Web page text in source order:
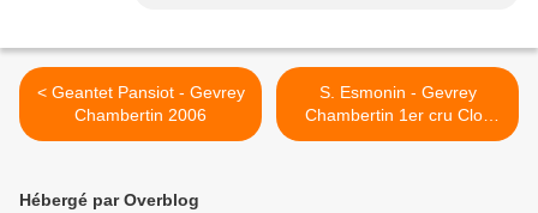
< Geantet Pansiot - Gevrey
Chambertin 2006
S. Esmonin - Gevrey
Chambertin 1er cru Clos
Saint Jacques 2002 >
Hébergé par Overblog